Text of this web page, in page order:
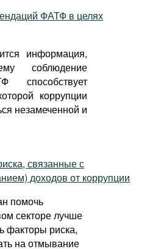
ФАТФ в целях
информация,
соблюдение
способствует
коррупции
незамеченной и
связанные с
доходов от коррупции
помочь
секторе лучше
факторы риска,
на отмывание